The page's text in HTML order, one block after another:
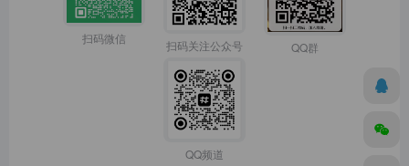
扫码微信 扫码关注公众号 QQ群
QQ频道